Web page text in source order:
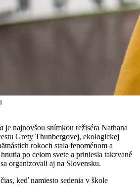
je najnovšou snímkou režiséra Nathana
Grety Thunbergovej, ekologickej
rokoch stala fenoménom a
po celom svete a priniesla takzvané
organizovali aj na Slovensku.
keď namiesto sedenia v škole